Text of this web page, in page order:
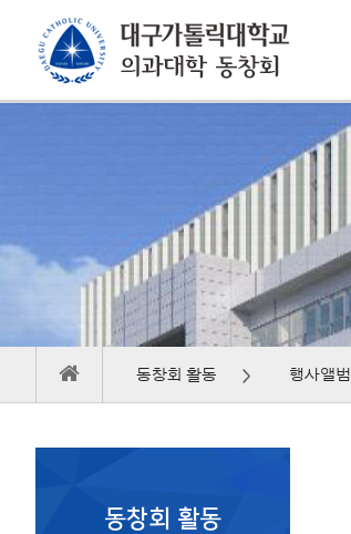
동창회 활동 행사앨범
동창회 활동